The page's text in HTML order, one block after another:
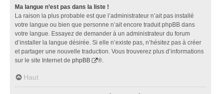
Ma langue n’est pas dans la liste !
La raison la plus probable est que l’administrateur n’ait pas installé
votre langue ou bien que personne n’ait encore traduit phpBB dans
votre langue. Essayez de demander à un administrateur du forum
d’installer la langue désirée. Si elle n’existe pas, n’hésitez pas à créer
et partager une nouvelle traduction. Vous trouverez plus d’informations
sur le site Internet de phpBB ®.
Haut